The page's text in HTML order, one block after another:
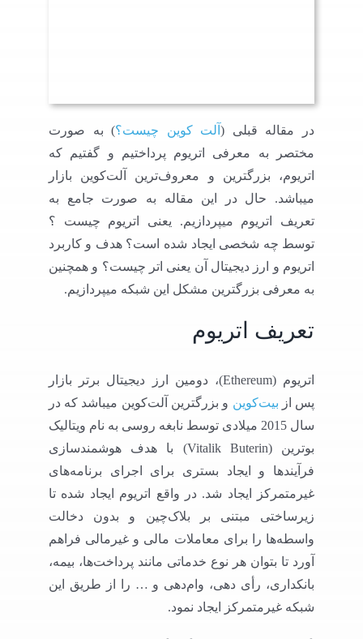
در مقاله قبلی (آلت کوین چیست؟) به صورت
مختصر به معرفی اتریوم پرداختیم و گفتیم که
اتریوم، بزرگترین و معروف‌ترین آلت‌کوین بازار
میباشد. حال در این مقاله به صورت جامع به
تعریف اتریوم میپردازیم. یعنی اتریوم چیست ؟
توسط چه شخصی ایجاد شده است؟ هدف و کاربرد
اتریوم و ارز دیجیتال آن یعنی اتر چیست؟ و همچنین
به معرفی بزرگترین مشکل این شبکه میپردازیم.
تعریف اتریوم
اتریوم (Ethereum)، دومین ارز دیجیتال برتر بازار
پس از بیت‌کوین و بزرگترین آلت‌کوین میباشد که در
سال 2015 میلادی توسط نابغه روسی به نام ویتالیک
بوترین (Vitalik Buterin) با هدف هوشمند‌سازی
فرآیندها و ایجاد بستری برای اجرای برنامه‌های
غیرمتمرکز ایجاد شد. در واقع اتریوم ایجاد شده تا
زیرساختی مبتنی بر بلاک‌چین و بدون دخالت
واسطه‌ها را برای معاملات مالی و غیرمالی فراهم
آورد تا بتوان هر نوع خدماتی مانند پرداخت‌ها، بیمه،
بانکداری، رأی دهی، وام‌دهی و … را از طریق این
شبکه غیرمتمرکز ایجاد نمود.